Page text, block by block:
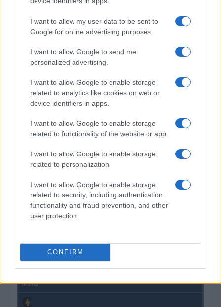
I want to allow my user data to be sent to
Google for online advertising purposes.
I want to allow Google to send me
personalized advertising.
I want to allow Google to enable storage
related to analytics like cookies on web or
device identifiers in apps.
I want to allow Google to enable storage
related to functionality of the website or app.
I want to allow Google to enable storage
related to personalization.
I want to allow Google to enable storage
related to security, including authentication
functionality and fraud prevention, and other
user protection.
CONFIRM
Petrolio in calo: Brent a 91,82$, ribassi a due cifre per greggio
Andrea Innocenti · 5 Ago 2026
QUOTAZIONI CRYPTO
Nome Prezzo
Eureka Bridged PAX
(KBTC)
$83,270.00